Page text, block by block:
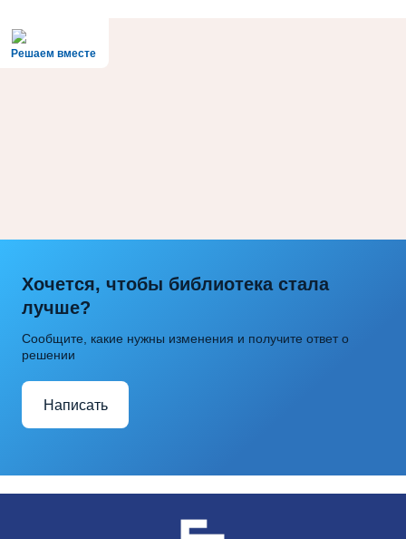
Решаем вместе
Хочется, чтобы библиотека стала
лучше?
Сообщите, какие нужны изменения и получите ответ о
решении
Написать